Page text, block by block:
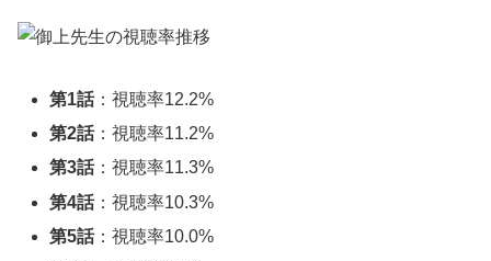
第1話：視聴率12.2%
第2話：視聴率11.2%
第3話：視聴率11.3%
第4話：視聴率10.3%
第5話：視聴率10.0%